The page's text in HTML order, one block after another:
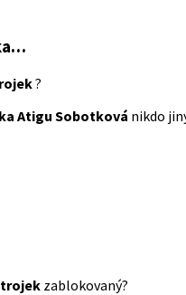
?
Atigu Sobotková nikdo
zablokovaný?